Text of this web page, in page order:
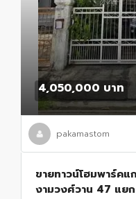
4,050,000 บาท
pakamastom
ขายทาวน์โฮมพาร์ค
งามวงศ์วาน 47 แย